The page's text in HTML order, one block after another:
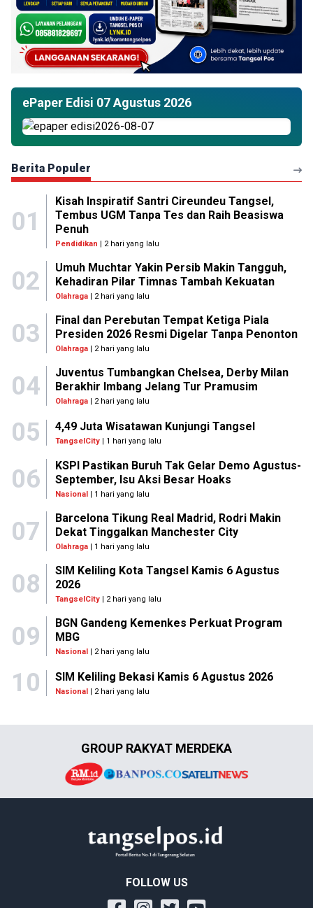
ePaper Edisi 07 Agustus 2026
Berita Populer
01
Kisah Inspiratif Santri Cireundeu Tangsel,
Tembus UGM Tanpa Tes dan Raih Beasiswa
Penuh
Pendidikan | 2 hari yang lalu
02
Umuh Muchtar Yakin Persib Makin Tangguh,
Kehadiran Pilar Timnas Tambah Kekuatan
Olahraga| 2 hari yang lalu
03
Final dan Perebutan Tempat Ketiga Piala
Presiden 2026 Resmi Digelar Tanpa Penonton
Olahraga| 2 hari yang lalu
04
Juventus Tumbangkan Chelsea, Derby Milan
Berakhir Imbang Jelang Tur Pramusim
Olahraga| 2 hari yang lalu
05 4,49 Juta Wisatawan Kunjungi Tangsel
TangselCity | 1 hari yang lalu
06
KSPI Pastikan Buruh Tak Gelar Demo Agustus-
September, Isu Aksi Besar Hoaks
Nasional| 1 hari yang lalu
07
Barcelona Tikung Real Madrid, Rodri Makin
Dekat Tinggalkan Manchester City
Olahraga| 1 hari yang lalu
08
SIM Keliling Kota Tangsel Kamis 6 Agustus
2026
TangselCity| 2 hari yang lalu
09
BGN Gandeng Kemenkes Perkuat Program
MBG
Nasional| 2 hari yang lalu
10 SIM Keliling Bekasi Kamis 6 Agustus 2026
Nasional | 2 hari yang lalu
GROUP RAKYAT MERDEKA
FOLLOW US